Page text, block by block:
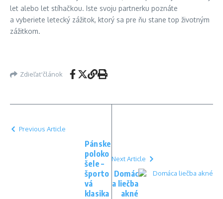
let alebo let stíhačkou. Iste svoju partnerku poznáte
a vyberiete letecký zážitok, ktorý sa pre ňu stane top životným
zážitkom.
Zdieľať článok
Previous Article
Pánske
poloko
šele –
športo
vá
klasika
Next Article
Domác
a liečba
akné